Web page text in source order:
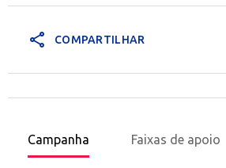
share COMPARTILHAR
Campanha Faixas de apoio